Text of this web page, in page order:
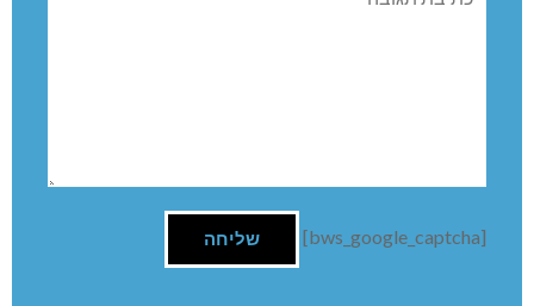
[bws_google_captcha]